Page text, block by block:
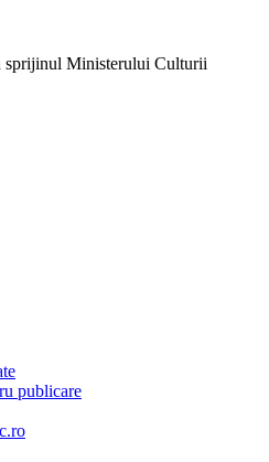
sprijinul Ministerului Culturii
publicare